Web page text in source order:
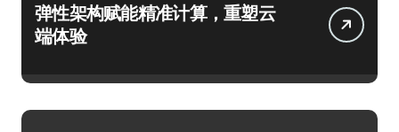
弹性架构赋能精准计算，重塑云
端体验